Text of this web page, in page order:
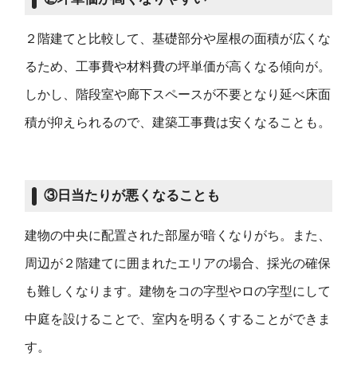
２階建てと比較して、基礎部分や屋根の面積が広くな
るため、工事費や材料費の坪単価が高くなる傾向が。
しかし、階段室や廊下スペースが不要となり延べ床面
積が抑えられるので、建築工事費は安くなることも。
③日当たりが悪くなることも
建物の中央に配置された部屋が暗くなりがち。また、
周辺が２階建てに囲まれたエリアの場合、採光の確保
も難しくなります。建物をコの字型やロの字型にして
中庭を設けることで、室内を明るくすることができま
す。